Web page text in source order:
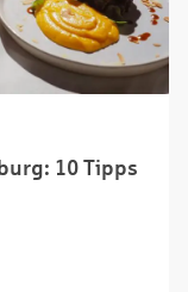
10 Tipps